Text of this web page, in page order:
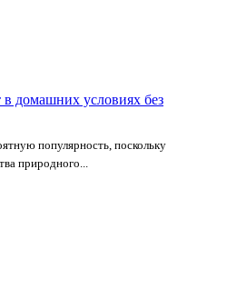
в домашних условиях без
популярность, поскольку
природного...